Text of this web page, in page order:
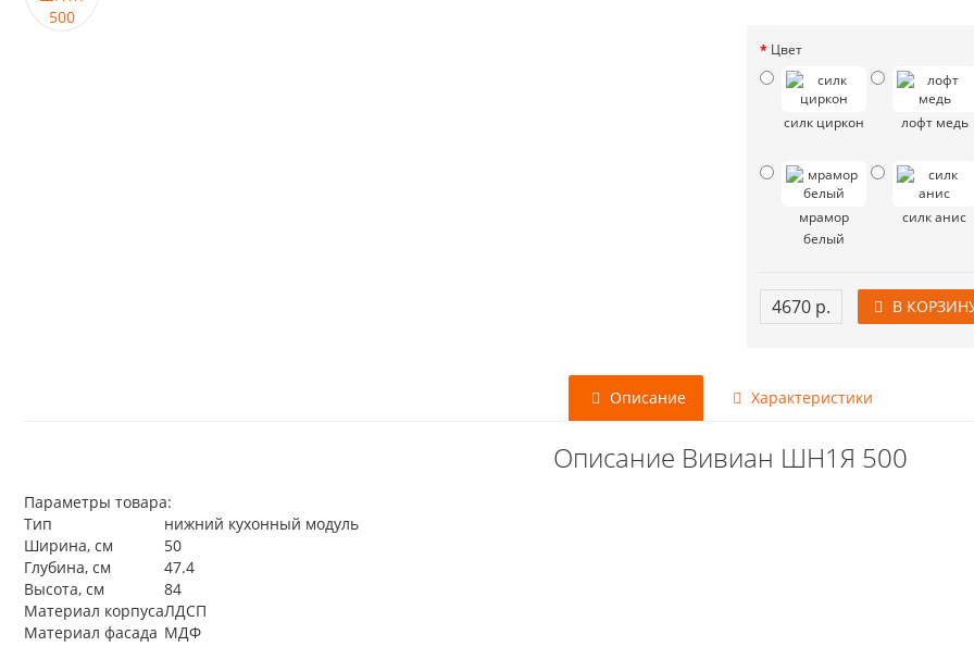
Цвет
силк циркон лофт медь
мрамор
белый
силк анис
4670 р. В
Описание Характеристики
Описание Вивиан ШН1Я 500
Параметры товара:
Тип
нижний кухонный модуль
Ширина, см
50
Глубина, см
47.4
Высота, см
84
Материал корпусаЛДСП
Материал фасада МДФ